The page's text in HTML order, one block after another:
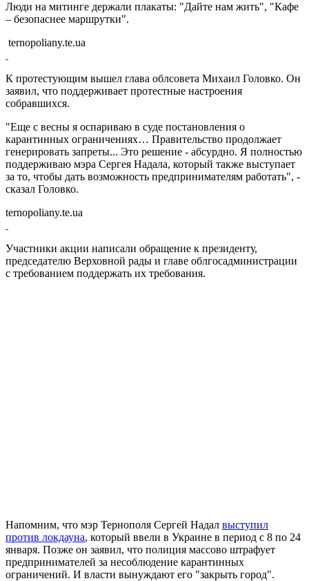
Люди на митинге держали плакаты: "Дайте нам жить", "Кафе
– безопаснее маршрутки".
ternopoliany.te.ua
К протестующим вышел глава облсовета Михаил Головко. Он
заявил, что поддерживает протестные настроения
собравшихся.
"Еще с весны я оспариваю в суде постановления о
карантинных ограничениях… Правительство продолжает
генерировать запреты... Это решение - абсурдно. Я полностью
поддерживаю мэра Сергея Надала, который также выступает
за то, чтобы дать возможность предпринимателям работать", -
сказал Головко.
ternopoliany.te.ua
Участники акции написали обращение к президенту,
председателю Верховной рады и главе облгосадминистрации
с требованием поддержать их требования.
Напомним, что мэр Тернополя Сергей Надал выступил
против локдауна, который ввели в Украине в период с 8 по 24
января. Позже он заявил, что полиция массово штрафует
предпринимателей за несоблюдение карантинных
ограничений. И власти вынуждают его "закрыть город".